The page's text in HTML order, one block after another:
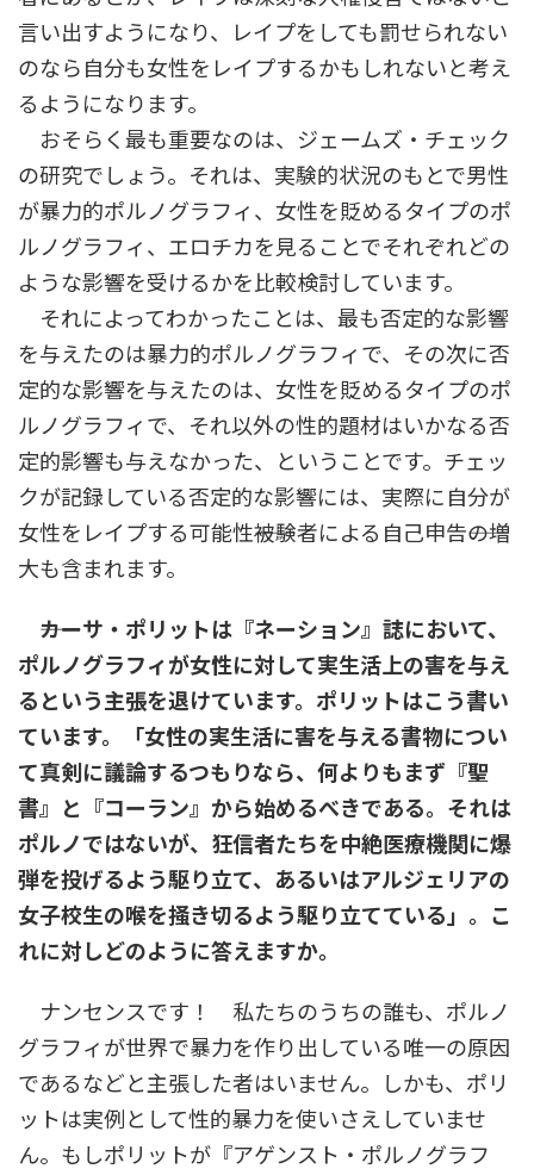
言い出すようになり、レイプをしても罰せられない
のなら自分も女性をレイプするかもしれないと考え
るようになります。
おそらく最も重要なのは、ジェームズ・チェック
の研究でしょう。それは、実験的状況のもとで男性
が暴力的ポルノグラフィ、女性を貶めるタイプのポ
ルノグラフィ、エロチカを見ることでそれぞれどの
ような影響を受けるかを比較検討しています。
それによってわかったことは、最も否定的な影響
を与えたのは暴力的ポルノグラフィで、その次に否
定的な影響を与えたのは、女性を貶めるタイプのポ
ルノグラフィで、それ以外の性的題材はいかなる否
定的影響も与えなかった、ということです。チェッ
クが記録している否定的な影響には、実際に自分が
女性をレイプする可能性――被験者による自己申告――の増
大も含まれます。
――カーサ・ポリットは『ネーション』誌において、
ポルノグラフィが女性に対して実生活上の害を与え
るという主張を退けています。ポリットはこう書い
ています。「女性の実生活に害を与える書物につい
て真剣に議論するつもりなら、何よりもまず『聖
書』と『コーラン』から始めるべきである。それは
ポルノではないが、狂信者たちを中絶医療機関に爆
弾を投げるよう駆り立て、あるいはアルジェリアの
女子校生の喉を掻き切るよう駆り立てている」。こ
れに対しどのように答えますか。
ナンセンスです！ 私たちのうちの誰も、ポルノ
グラフィが世界で暴力を作り出している唯一の原因
であるなどと主張した者はいません。しかも、ポリ
ットは実例として性的暴力を使いさえしていませ
ん。もしポリットが『アゲンスト・ポルノグラフ